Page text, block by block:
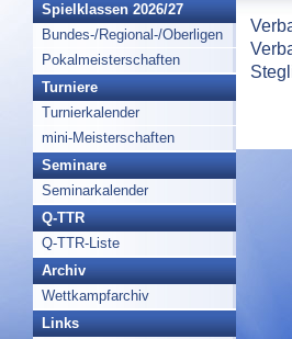
Spielklassen 2026/27
Bundes-/Regional-/Oberligen
Pokalmeisterschaften
Turniere
Turnierkalender
mini-Meisterschaften
Seminare
Seminarkalender
Q-TTR
Q-TTR-Liste
Archiv
Wettkampfarchiv
Links